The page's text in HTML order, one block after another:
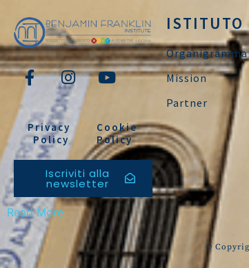
Privacy
Policy
Cookie
Policy
Iscriviti alla
newsletter
ISTITUTO
Organigramma
Mission
Partner
Read More
©